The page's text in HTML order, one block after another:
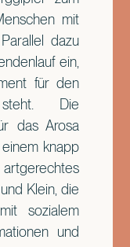
mit
dazu
ein,
für den
Die
das Arosa
knapp
Klein, die
sozialem
und